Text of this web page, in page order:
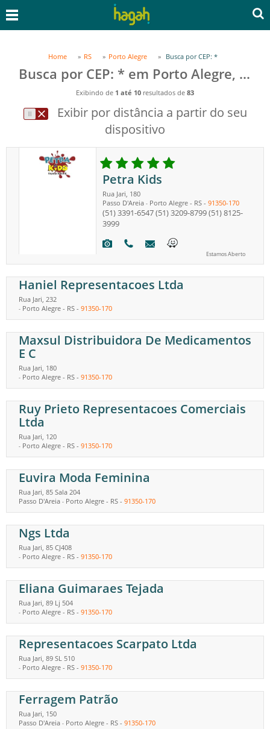
Home RS Porto Alegre Busca por CEP: *
Busca por CEP: * em Porto Alegre, RS
Exibindo de 1 até 10 resultados de 83
Exibir por distância a partir do seu
dispositivo
Petra Kids
Rua Jari, 180
Passo D'Areia - Porto Alegre- RS- 91350-170
(51) 3391-6547(51) 3209-8799(51) 8125-
3999
Estamos Aberto
Haniel Representacoes Ltda
Rua Jari, 232
- Porto Alegre - RS - 91350-170
Maxsul Distribuidora De Medicamentos
E C
Rua Jari, 180
- Porto Alegre - RS - 91350-170
Ruy Prieto Representacoes Comerciais
Ltda
Rua Jari, 120
- Porto Alegre - RS - 91350-170
Euvira Moda Feminina
Rua Jari, 85 Sala 204
Passo D'Areia - Porto Alegre - RS - 91350-170
Ngs Ltda
Rua Jari, 85 CJ408
- Porto Alegre - RS - 91350-170
Eliana Guimaraes Tejada
Rua Jari, 89 Lj 504
- Porto Alegre - RS - 91350-170
Representacoes Scarpato Ltda
Rua Jari, 89 SL 510
- Porto Alegre - RS - 91350-170
Ferragem Patrão
Rua Jari, 150
Passo D'Areia - Porto Alegre - RS - 91350-170